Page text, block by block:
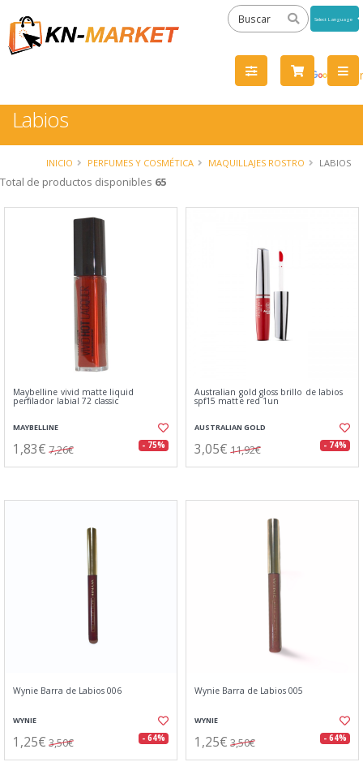
by
Labios
INICIO PERFUMES Y COSMÉTICA MAQUILLAJES ROSTRO LABIOS
Total de productos disponibles 65
Maybelline vivid matte liquid
perfilador labial 72 classic
MAYBELLINE
1,83€ 7,26€ - 75%
Australian gold gloss brillo de labios
spf15 matte red 1un
AUSTRALIAN GOLD
3,05€ 11,92€ - 74%
Wynie Barra de Labios 006
WYNIE
1,25€ 3,50€ - 64%
Wynie Barra de Labios 005
WYNIE
1,25€ 3,50€ - 64%